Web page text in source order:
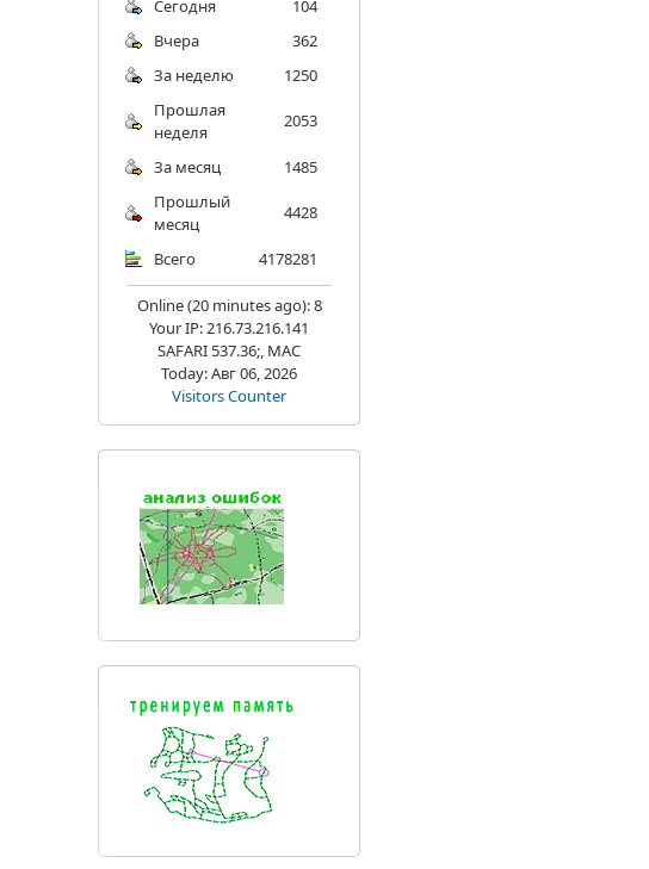
Сегодня
104
Вчера
362
За неделю
1250
Прошлая
неделя
2053
За месяц
1485
Прошлый
месяц
4428
Всего 4178281
Online (20 minutes ago): 8
Your IP: 216.73.216.141
SAFARI 537.36;, MAC
Today: Авг 06, 2026
Visitors Counter